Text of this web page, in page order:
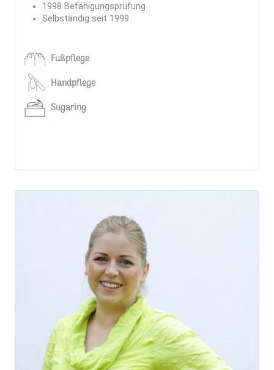
1998 Befähigungsprüfung
Selbständig seit 1999
Fußpflege
Handpflege
Sugaring